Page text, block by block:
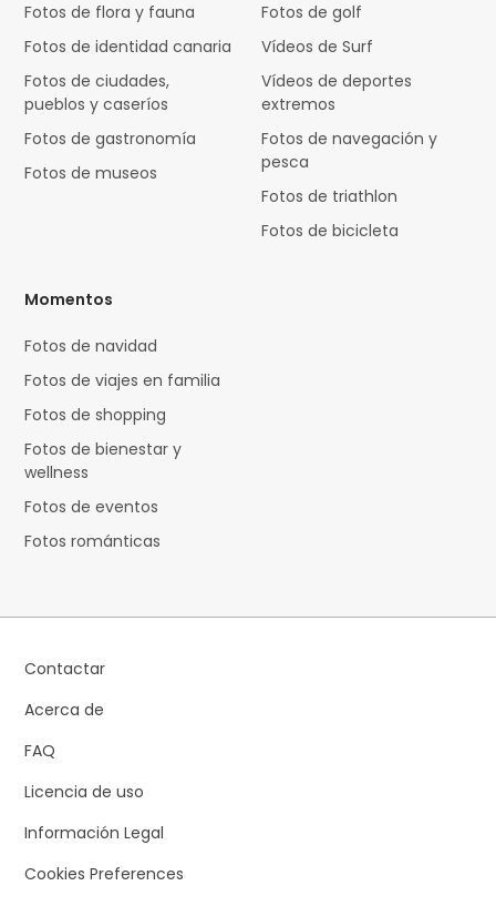
Fotos de flora y fauna
Fotos de identidad canaria
Fotos de ciudades,
pueblos y caseríos
Fotos de gastronomía
Fotos de museos
Fotos de golf
Vídeos de Surf
Vídeos de deportes
extremos
Fotos de navegación y
pesca
Fotos de triathlon
Fotos de bicicleta
Momentos
Fotos de navidad
Fotos de viajes en familia
Fotos de shopping
Fotos de bienestar y
wellness
Fotos de eventos
Fotos románticas
Contactar
Acerca de
FAQ
Licencia de uso
Información Legal
Cookies Preferences